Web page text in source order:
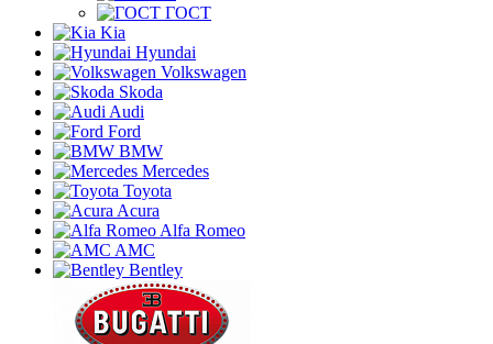
ГОСТ
Kia
Hyundai
Volkswagen
Skoda
Audi
Ford
BMW
Mercedes
Toyota
Acura
Alfa Romeo
AMC
Bentley